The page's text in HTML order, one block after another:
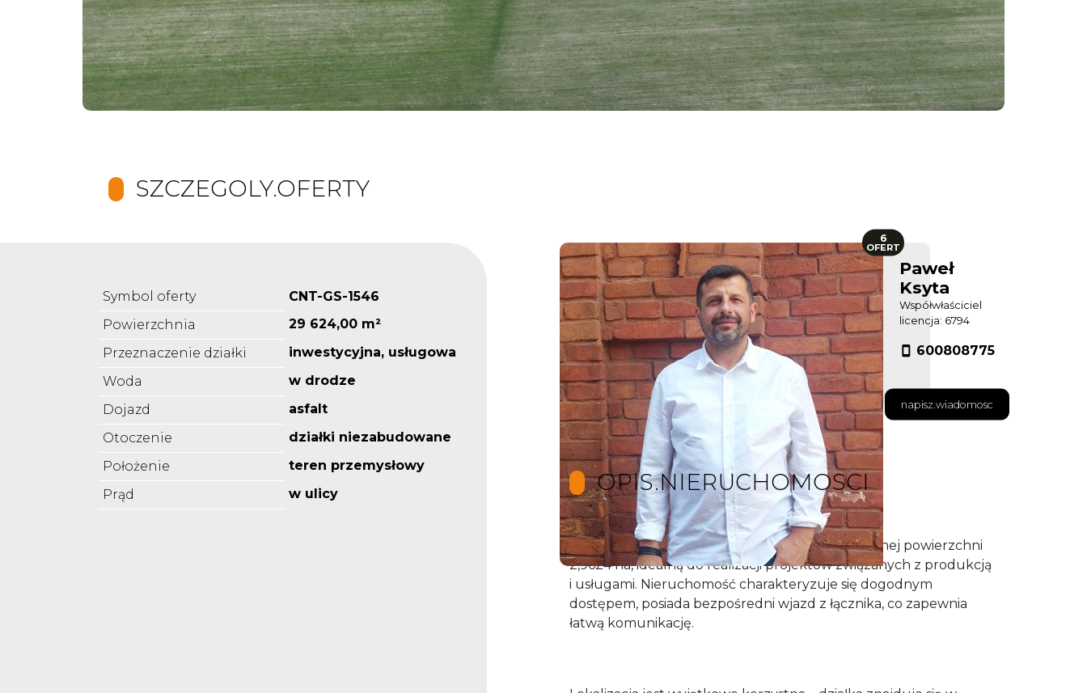
SZCZEGOLY.OFERTY
Symbol oferty
CNT-GS-1546
Powierzchnia
29 624,00 m²
Przeznaczenie działki
inwestycyjna, usługowa
Woda
w drodze
Dojazd
asfalt
Otoczenie
działki niezabudowane
Położenie
teren przemysłowy
Prąd
w ulicy
Paweł
Ksyta
Współwłaściciel
licencja: 6794
600808775
napisz.wiadomosc
6
OFERT
OPIS.NIERUCHOMOSCI
Oferujemy na sprzedaż atrakcyjną działkę o łącznej powierzchni
2,9624 ha, idealną do realizacji projektów związanych z produkcją
i usługami. Nieruchomość charakteryzuje się dogodnym
dostępem, posiada bezpośredni wjazd z łącznika, co zapewnia
łatwą komunikację.